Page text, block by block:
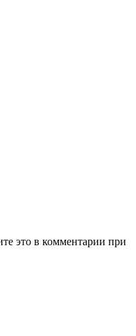
это в комментарии при